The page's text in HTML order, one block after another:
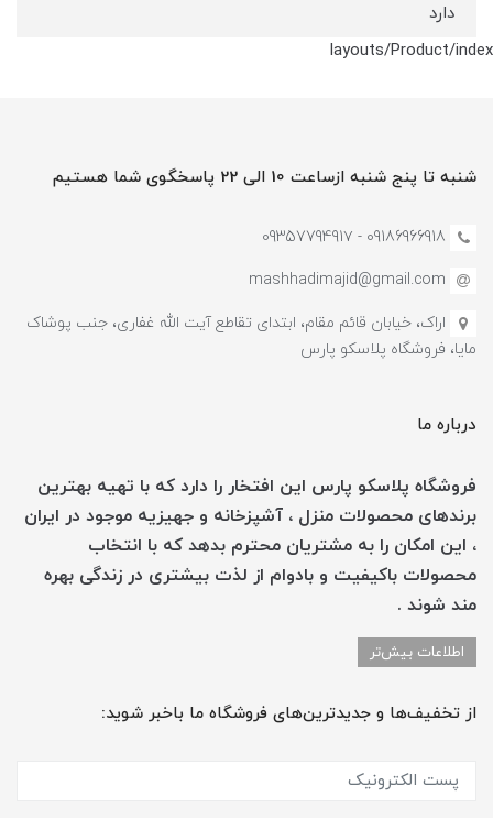
دارد
layouts/Product/index
شنبه تا پنج شنبه ازساعت 10 الی 22 پاسخگوی شما هستیم
09186966918 - 0935779491۷
mashhadimajid@gmail.com
اراک، خیابان قائم مقام، ابتدای تقاطع آیت الله غفاری، جنب پوشاک
مایا، فروشگاه پلاسکو پارس
درباره ما
فروشگاه پلاسکو پارس این افتخار را دارد که با تهیه بهترین
برندهای محصولات منزل ، آشپزخانه و جهیزیه موجود در ایران
، این امکان را به مشتریان محترم بدهد که با انتخاب
محصولات باکیفیت و بادوام از لذت بیشتری در زندگی بهره
مند شوند .
اطلاعات بیش‌تر
از تخفیف‌ها و جدیدترین‌های فروشگاه ما باخبر شوید: